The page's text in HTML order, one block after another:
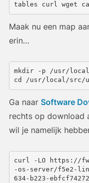
tables curl wget
Maak nu een map
erin…
mkdir -p /usr/
cd /usr/local/src/
Ga naar Software
rechts op download
wil je namelijk
curl -LO https://
-os-server/f5e2-
634-b223-